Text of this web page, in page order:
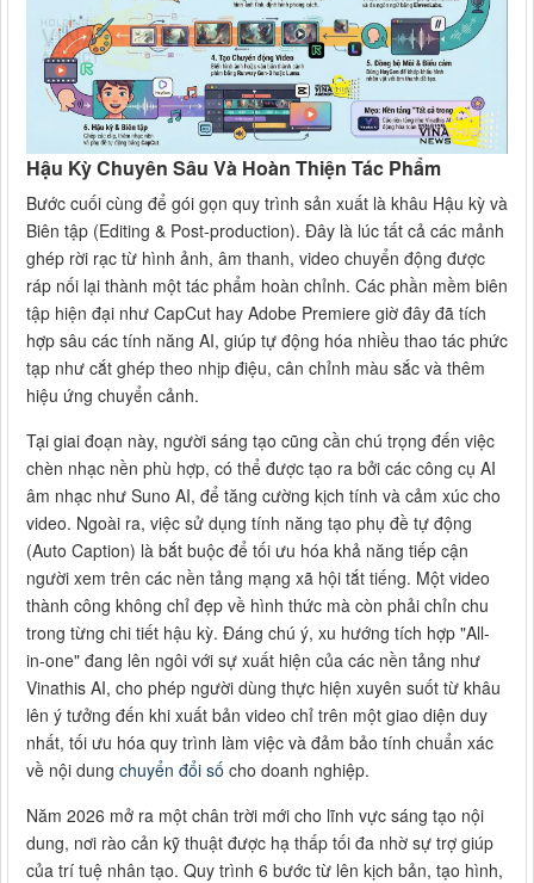
Hậu Kỳ Chuyên Sâu Và Hoàn Thiện Tác Phẩm
Bước cuối cùng để gói gọn quy trình sản xuất là khâu Hậu kỳ và
Biên tập (Editing & Post-production). Đây là lúc tất cả các mảnh
ghép rời rạc từ hình ảnh, âm thanh, video chuyển động được
ráp nối lại thành một tác phẩm hoàn chỉnh. Các phần mềm biên
tập hiện đại như CapCut hay Adobe Premiere giờ đây đã tích
hợp sâu các tính năng AI, giúp tự động hóa nhiều thao tác phức
tạp như cắt ghép theo nhịp điệu, cân chỉnh màu sắc và thêm
hiệu ứng chuyển cảnh.
Tại giai đoạn này, người sáng tạo cũng cần chú trọng đến việc
chèn nhạc nền phù hợp, có thể được tạo ra bởi các công cụ AI
âm nhạc như Suno AI, để tăng cường kịch tính và cảm xúc cho
video. Ngoài ra, việc sử dụng tính năng tạo phụ đề tự động
(Auto Caption) là bắt buộc để tối ưu hóa khả năng tiếp cận
người xem trên các nền tảng mạng xã hội tắt tiếng. Một video
thành công không chỉ đẹp về hình thức mà còn phải chỉn chu
trong từng chi tiết hậu kỳ. Đáng chú ý, xu hướng tích hợp "All-
in-one" đang lên ngôi với sự xuất hiện của các nền tảng như
Vinathis AI, cho phép người dùng thực hiện xuyên suốt từ khâu
lên ý tưởng đến khi xuất bản video chỉ trên một giao diện duy
nhất, tối ưu hóa quy trình làm việc và đảm bảo tính chuẩn xác
về nội dung chuyển đổi số cho doanh nghiệp.
Năm 2026 mở ra một chân trời mới cho lĩnh vực sáng tạo nội
dung, nơi rào cản kỹ thuật được hạ thấp tối đa nhờ sự trợ giúp
của trí tuệ nhân tạo. Quy trình 6 bước từ lên kịch bản, tạo hình,